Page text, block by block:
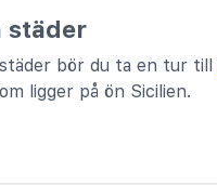
städer
bör du ta en tur till
ligger på ön Sicilien.